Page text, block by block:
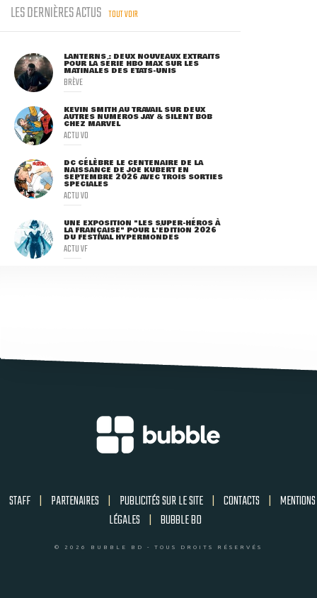
LES DERNIÈRES ACTUS TOUT VOIR
LANTERNS : DEUX NOUVEAUX EXTRAITS
POUR LA SÉRIE HBO MAX SUR LES
MATINALES DES ETATS-UNIS
BRÈVE
KEVIN SMITH AU TRAVAIL SUR DEUX
AUTRES NUMÉROS JAY & SILENT BOB
CHEZ MARVEL
ACTU VO
DC CÉLÈBRE LE CENTENAIRE DE LA
NAISSANCE DE JOE KUBERT EN
SEPTEMBRE 2026 AVEC TROIS SORTIES
SPÉCIALES
ACTU VO
UNE EXPOSITION "LES SUPER-HÉROS À
LA FRANÇAISE" POUR L'ÉDITION 2026
DU FESTIVAL HYPERMONDES
ACTU VF
STAFF | PARTENAIRES | PUBLICITÉS SUR LE SITE | CONTACTS | MENTIONS
LÉGALES | BUBBLE BD
© 2026 BUBBLE BD - TOUS DROITS RÉSERVÉS